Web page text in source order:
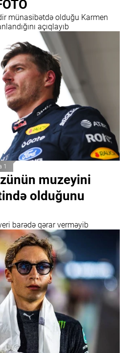
münasibətdə olduğu Karmen
açıqlayıb
1
muzeyini
olduğunu
barədə qərar verməyib